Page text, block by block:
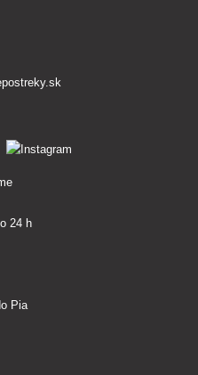
24 h
Pia